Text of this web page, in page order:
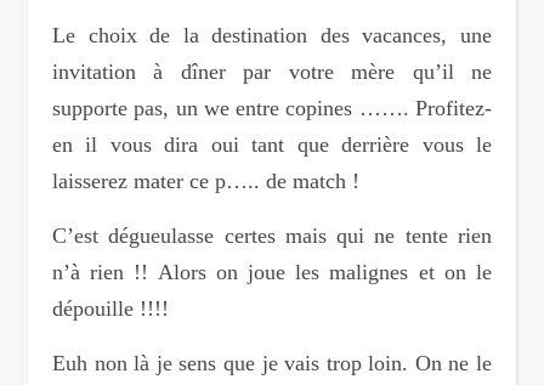
Le choix de la destination des vacances, une
invitation à dîner par votre mère qu’il ne
supporte pas, un we entre copines ……. Profitez-
en il vous dira oui tant que derrière vous le
laisserez mater ce p….. de match !
C’est dégueulasse certes mais qui ne tente rien
n’à rien !! Alors on joue les malignes et on le
dépouille !!!!
Euh non là je sens que je vais trop loin. On ne le